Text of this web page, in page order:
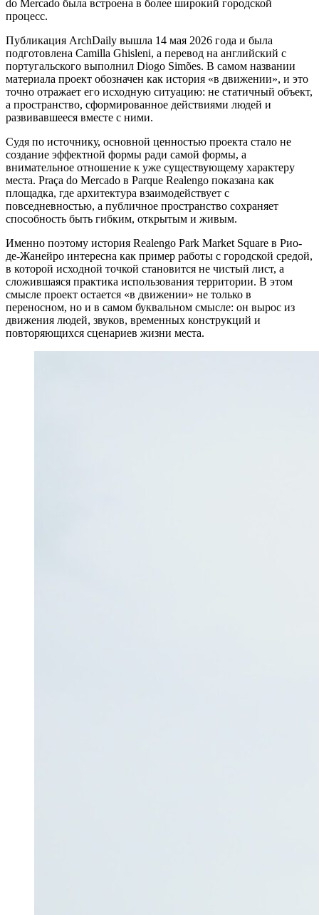
do Mercado была встроена в более широкий городской
процесс.
Публикация ArchDaily вышла 14 мая 2026 года и была
подготовлена Camilla Ghisleni, а перевод на английский с
португальского выполнил Diogo Simões. В самом названии
материала проект обозначен как история «в движении», и это
точно отражает его исходную ситуацию: не статичный объект,
а пространство, сформированное действиями людей и
развивавшееся вместе с ними.
Судя по источнику, основной ценностью проекта стало не
создание эффектной формы ради самой формы, а
внимательное отношение к уже существующему характеру
места. Praça do Mercado в Parque Realengo показана как
площадка, где архитектура взаимодействует с
повседневностью, а публичное пространство сохраняет
способность быть гибким, открытым и живым.
Именно поэтому история Realengo Park Market Square в Рио-
де-Жанейро интересна как пример работы с городской средой,
в которой исходной точкой становится не чистый лист, а
сложившаяся практика использования территории. В этом
смысле проект остается «в движении» не только в
переносном, но и в самом буквальном смысле: он вырос из
движения людей, звуков, временных конструкций и
повторяющихся сценариев жизни места.